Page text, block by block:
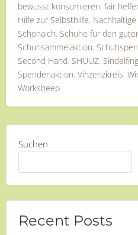
bewusst konsumieren, fair
Hilfe zur Selbsthilfe,
Schönaich, Schuhe für den
Schuhsammelaktion,
Second Hand, SHUUZ,
Spendenaktion, Vinzenzkreis,
Worksheep
Suchen
Recent Posts